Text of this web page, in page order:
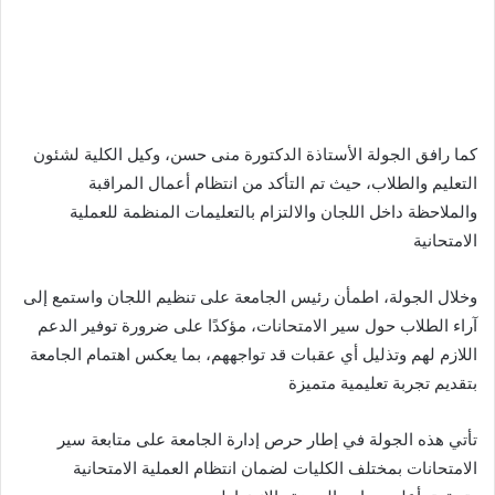
كما رافق الجولة الأستاذة الدكتورة منى حسن، وكيل الكلية لشئون
التعليم والطلاب، حيث تم التأكد من انتظام أعمال المراقبة
والملاحظة داخل اللجان والالتزام بالتعليمات المنظمة للعملية
الامتحانية
وخلال الجولة، اطمأن رئيس الجامعة على تنظيم اللجان واستمع إلى
آراء الطلاب حول سير الامتحانات، مؤكدًا على ضرورة توفير الدعم
اللازم لهم وتذليل أي عقبات قد تواجههم، بما يعكس اهتمام الجامعة
بتقديم تجربة تعليمية متميزة
تأتي هذه الجولة في إطار حرص إدارة الجامعة على متابعة سير
الامتحانات بمختلف الكليات لضمان انتظام العملية الامتحانية